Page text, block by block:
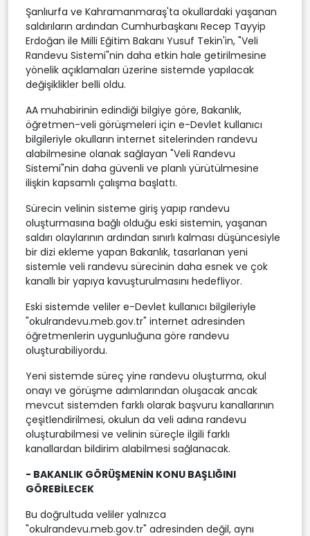
Şanlıurfa ve Kahramanmaraş'ta okullardaki yaşanan
saldırıların ardından Cumhurbaşkanı Recep Tayyip
Erdoğan ile Milli Eğitim Bakanı Yusuf Tekin'in, "Veli
Randevu Sistemi"nin daha etkin hale getirilmesine
yönelik açıklamaları üzerine sistemde yapılacak
değişiklikler belli oldu.
AA muhabirinin edindiği bilgiye göre, Bakanlık,
öğretmen-veli görüşmeleri için e-Devlet kullanıcı
bilgileriyle okulların internet sitelerinden randevu
alabilmesine olanak sağlayan "Veli Randevu
Sistemi"nin daha güvenli ve planlı yürütülmesine
ilişkin kapsamlı çalışma başlattı.
Sürecin velinin sisteme giriş yapıp randevu
oluşturmasına bağlı olduğu eski sistemin, yaşanan
saldırı olaylarının ardından sınırlı kalması düşüncesiyle
bir dizi ekleme yapan Bakanlık, tasarlanan yeni
sistemle veli randevu sürecinin daha esnek ve çok
kanallı bir yapıya kavuşturulmasını hedefliyor.
Eski sistemde veliler e-Devlet kullanıcı bilgileriyle
"okulrandevu.meb.gov.tr" internet adresinden
öğretmenlerin uygunluğuna göre randevu
oluşturabiliyordu.
Yeni sistemde süreç yine randevu oluşturma, okul
onayı ve görüşme adımlarından oluşacak ancak
mevcut sistemden farklı olarak başvuru kanallarının
çeşitlendirilmesi, okulun da veli adına randevu
oluşturabilmesi ve velinin süreçle ilgili farklı
kanallardan bildirim alabilmesi sağlanacak.
- BAKANLIK GÖRÜŞMENİN KONU BAŞLIĞINI
GÖREBİLECEK
Bu doğrultuda veliler yalnızca
"okulrandevu.meb.gov.tr" adresinden değil, aynı